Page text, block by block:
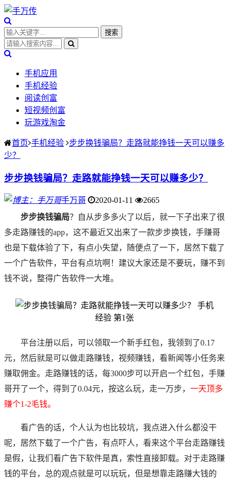
手机应用
手机经验
阅读创富
短视频创富
玩游戏淘金
首页 手机经验
步步换钱骗局？走路就能挣钱一天可以赚多
少？
步步换钱骗局？走路就能挣钱一天可以赚多少？
手万哥 2020-01-11
2665
步步换钱骗局？自从步多多火了以后，就一下子出来了很
多走路赚钱的app，这不最近又出来了一款步步换钱，手赚哥
也是下载体验了下，有点小失望，随便点了一下，居然下载了
一个广告软件，平台有点坑啊！建议大家还是不要玩，赚不到
钱不说，整得广告软件一大堆。
平台注册以后，可以领取一个新手红包，我领到了0.17
元，然后就是可以做走路赚钱，视频赚钱，看新闻等小任务来
赚取佣金。走路赚钱的话，每3000步可以开启一个红包， 手赚
哥开了一个，得到了0.04元，按这么玩，走一万步， 一天顶多
赚个1-2毛钱。
看广告的话，个人认为也比较坑，我点进入什么都没干
呢，居然下载了一个广告，有点吓人，看来这个平台走路赚钱
是假，让我们看广告下软件是真，索性直接卸载。对于走路赚
钱的平台，总的观点就是可以玩玩，但是想靠走路赚大钱的